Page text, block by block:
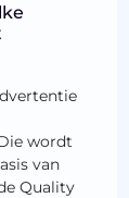
wordt
van
Quality